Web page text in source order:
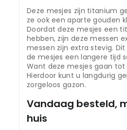
Deze mesjes zijn titanium
ze ook een aparte gouden
Doordat deze mesjes een
hebben, zijn deze messen
messen zijn extra stevig.
de mesjes een langere tijd
Want deze mesjes gaan
Hierdoor kunt u langdurig
zorgeloos gazon.
Vandaag besteld,
huis